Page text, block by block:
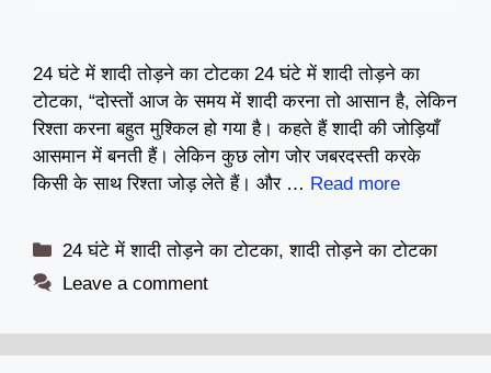
24 घंटे में शादी तोड़ने का टोटका 24 घंटे में शादी तोड़ने का
टोटका, “दोस्तों आज के समय में शादी करना तो आसान है, लेकिन
रिश्ता करना बहुत मुश्किल हो गया है। कहते हैं शादी की जोड़ियाँ
आसमान में बनती हैं। लेकिन कुछ लोग जोर जबरदस्ती करके
किसी के साथ रिश्ता जोड़ लेते हैं। और … Read more
Categories
24 घंटे में शादी तोड़ने का टोटका,शादी तोड़ने का टोटका
Leave a comment